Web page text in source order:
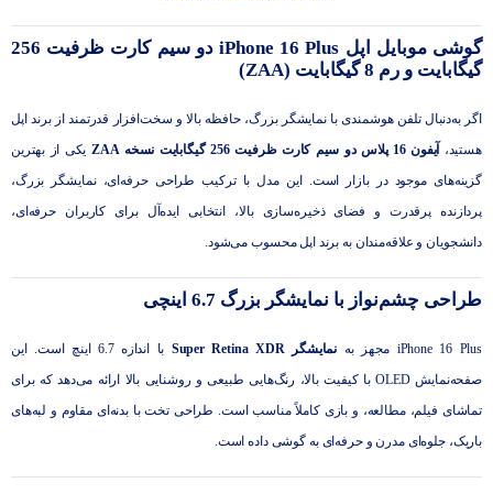
گوشی موبایل اپل iPhone 16 Plus دو سیم کارت ظرفیت 256
گیگابایت و رم 8 گیگابایت (ZAA)
اگر به‌دنبال تلفن هوشمندی با نمایشگر بزرگ، حافظه بالا و سخت‌افزار قدرتمند از برند اپل
هستید، آیفون 16 پلاس دو سیم کارت ظرفیت 256 گیگابایت نسخه ZAA
یکی از بهترین
گزینه‌های موجود در بازار است. این مدل با ترکیب طراحی حرفه‌ای، نمایشگر بزرگ،
پردازنده پرقدرت و فضای ذخیره‌سازی بالا، انتخابی ایده‌آل برای کاربران حرفه‌ای،
دانشجویان و علاقه‌مندان به برند اپل محسوب می‌شود.
طراحی چشم‌نواز با نمایشگر بزرگ 6.7 اینچی
iPhone 16 Plus مجهز به نمایشگر Super Retina XDR
با اندازه 6.7 اینچ است. این
صفحه‌نمایش OLED با کیفیت بالا، رنگ‌هایی طبیعی و روشنایی بالا ارائه می‌دهد که برای
تماشای فیلم، مطالعه، و بازی کاملاً مناسب است. طراحی تخت با بدنه‌ای مقاوم و لبه‌های
باریک، جلوه‌ای مدرن و حرفه‌ای به گوشی داده است.